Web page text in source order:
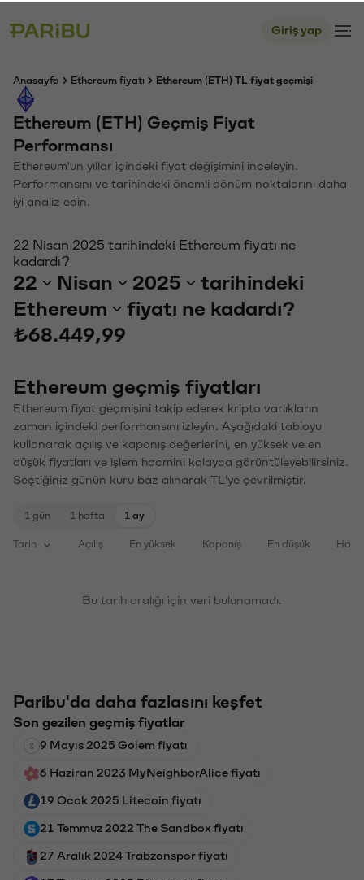
Giriş yap
Anasayfa Ethereum fiyatı Ethereum (ETH) TL fiyat geçmişi
Ethereum (ETH) Geçmiş Fiyat
Performansı
Ethereum'un yıllar içindeki fiyat değişimini inceleyin.
Performansını ve tarihindeki önemli dönüm noktalarını daha
iyi analiz edin.
22 Nisan 2025 tarihindeki Ethereum fiyatı ne
kadardı?
22 Nisan 2025
tarihindeki
Ethereum
fiyatı ne kadardı?
₺68.449,99
Ethereum geçmiş fiyatları
Ethereum fiyat geçmişini takip ederek kripto varlıkların
zaman içindeki performansını izleyin. Aşağıdaki tabloyu
kullanarak açılış ve kapanış değerlerini, en yüksek ve en
düşük fiyatları ve işlem hacmini kolayca görüntüleyebilirsiniz.
Seçtiğiniz günün kuru baz alınarak TL'ye çevrilmiştir.
1 gün 1 hafta 1 ay
Tarih Açılış En yüksek Kapanış En düşük
Bu tarih aralığı için veri bulunamadı.
Paribu'da daha fazlasını keşfet
Son gezilen geçmiş fiyatlar
9 Mayıs 2025 Golem fiyatı
6 Haziran 2023 MyNeighborAlice fiyatı
19 Ocak 2025 Litecoin fiyatı
21 Temmuz 2022 The Sandbox fiyatı
27 Aralık 2024 Trabzonspor fiyatı